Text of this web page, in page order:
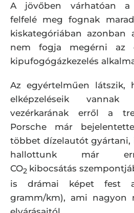
A jövőben várhatóan a
felfelé meg fognak
kiskategóriában azonban
nem fogja megérni az
kipufogógázkezelés
Az egyértelműen látszik,
elképzeléseik
vezérkarának erről a
Porsche már
többet dízelautót gyártani,
hallottunk már
CO2 kibocsátás
is drámai képet fest
gramm/km), ami nagyon